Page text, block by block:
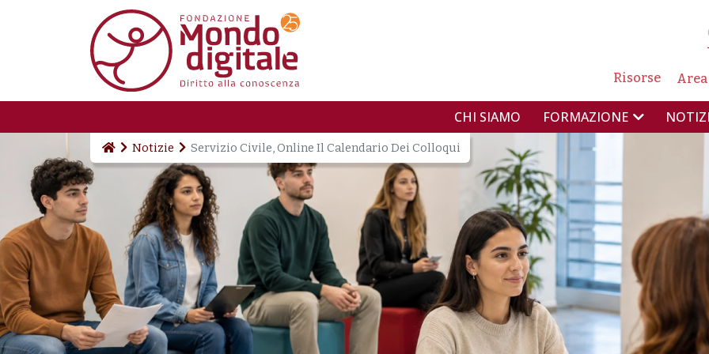
Salta al contenuto principale
Risorse
NAVIGAZIONE
CHI SIAMO FORMAZIONE
Notizie Servizio Civile, Online Il Calendario Dei Colloqui